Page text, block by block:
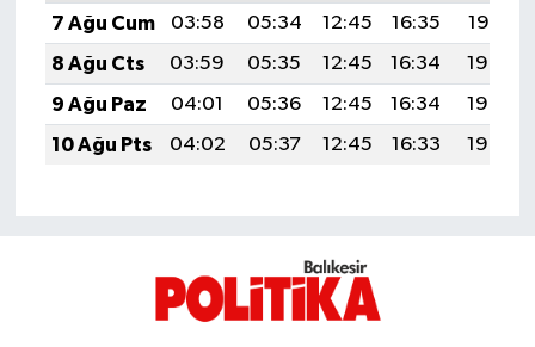
7 Ağu Cum
03:58 05:34 12:45 16:35
19:47
8 Ağu Cts
03:59 05:35 12:45 16:34
19:46
9 Ağu Paz
04:01 05:36 12:45 16:34
19:44
10 Ağu Pts
04:02 05:37 12:45 16:33 19:43
Manyas
OLAY
OTOMOTİV
Savaştepe